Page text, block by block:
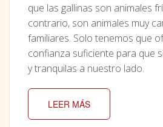
que las gallinas son animales
contrario, son animales muy
familiares. Solo tenemos que
confianza suficiente para que
y tranquilas a nuestro lado.
LEER MÁS